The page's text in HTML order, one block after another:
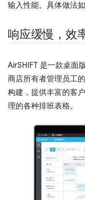
输入性能。具体做法如
响应缓慢，效
AirSHIFT 是一款桌面
商店所有者管理员工
构建，提供丰富的客
理的各种排班表格。